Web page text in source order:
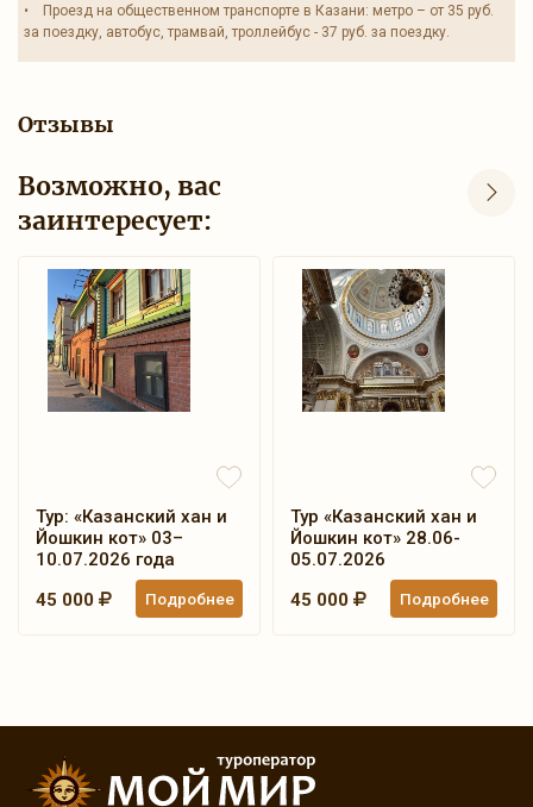
• Проезд на общественном транспорте в Казани: метро – от 35 руб.
за поездку, автобус, трамвай, троллейбус - 37 руб. за поездку.
Отзывы
Возможно, вас
заинтересует:
Тур: «Казанский хан и
Йошкин кот» 03–
10.07.2026 года
45 000
Подробнее
Тур «Казанский хан и
Йошкин кот» 28.06-
05.07.2026
45 000
Подробнее